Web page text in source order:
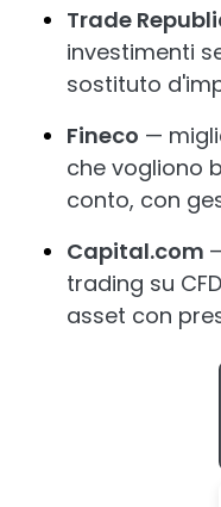
Trade
investimenti
sostituto
Fineco —
che vogliono
conto, con
Capital.com
trading su
asset con